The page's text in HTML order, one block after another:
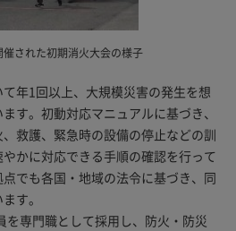
催された初期消火大会の様子
年1回以上、大規模災害の発生を想
す。初動対応マニュアルに基づき、
救護、緊急時の設備の停止などの訓
かに対応できる手順の確認を行って
でも各国・地域の法令に基づき、同
す。
を専門職として採用し、防火・防災